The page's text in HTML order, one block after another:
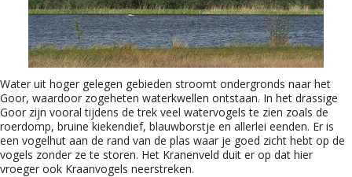
Water uit hoger gelegen gebieden stroomt ondergronds naar het
Goor, waardoor zogeheten waterkwellen ontstaan. In het drassige
Goor zijn vooral tijdens de trek veel watervogels te zien zoals de
roerdomp, bruine kiekendief, blauwborstje en allerlei eenden. Er is
een vogelhut aan de rand van de plas waar je goed zicht hebt op de
vogels zonder ze te storen. Het Kranenveld duit er op dat hier
vroeger ook Kraanvogels neerstreken.